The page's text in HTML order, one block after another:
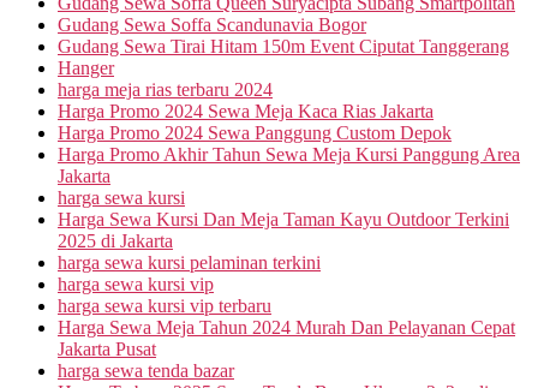
Gudang Sewa Soffa Scandunavia Bogor
Gudang Sewa Tirai Hitam 150m Event Ciputat Tanggerang
Hanger
harga meja rias terbaru 2024
Harga Promo 2024 Sewa Meja Kaca Rias Jakarta
Harga Promo 2024 Sewa Panggung Custom Depok
Harga Promo Akhir Tahun Sewa Meja Kursi Panggung Area
Jakarta
harga sewa kursi
Harga Sewa Kursi Dan Meja Taman Kayu Outdoor Terkini
2025 di Jakarta
harga sewa kursi pelaminan terkini
harga sewa kursi vip
harga sewa kursi vip terbaru
Harga Sewa Meja Tahun 2024 Murah Dan Pelayanan Cepat
Jakarta Pusat
harga sewa tenda bazar